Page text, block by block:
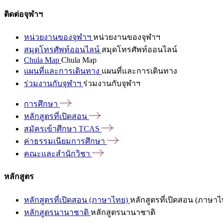
ติดต่อจุฬาฯ
หน่วยงานของจุฬาฯ หน่วยงานของจุฬาฯ
สมุดโทรศัพท์ออนไลน์ สมุดโทรศัพท์ออนไลน์
Chula Map Chula Map
แผนที่และการเดินทาง แผนที่และการเดินทาง
ร่วมงานกับจุฬาฯ ร่วมงานกับจุฬาฯ
การศึกษา
หลักสูตรที่เปิดสอน
สมัครเข้าศึกษา TCAS
ค่าธรรมเนียมการศึกษา
คณะและสำนักวิชา
หลักสูตร
หลักสูตรที่เปิดสอน (ภาษาไทย) หลักสูตรที่เปิดสอน (ภาษาไ
หลักสูตรนานาชาติ หลักสูตรนานาชาติ